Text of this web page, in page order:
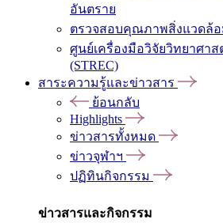
อันตราย
ตรวจสอบคุณภาพสิ่งแวดล้อ
ศูนย์เครื่องมือวิจัยวิทยาศา
(STREC)
สาระความรู้และข่าวสาร
ย้อนกลับ
Highlights
ข่าวสารทั้งหมด
ข่าวจุฬาฯ
ปฏิทินกิจกรรม
ข่าวสารและกิจกรรม